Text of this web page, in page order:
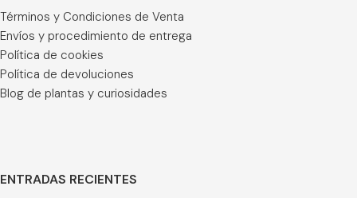
Términos y Condiciones de Venta
Envíos y procedimiento de entrega
Política de cookies
Política de devoluciones
Blog de plantas y curiosidades
ENTRADAS RECIENTES